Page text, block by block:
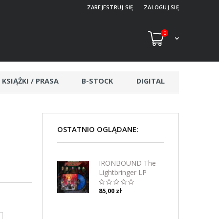
ZAREJESTRUJ SIĘ ZALOGUJ SIĘ
0
KSIĄŻKI / PRASA B-STOCK DIGITAL
OSTATNIO OGLĄDANE:
IRONBOUND The
Lightbringer LP
(BLUE MARBLE)
85,00 zł